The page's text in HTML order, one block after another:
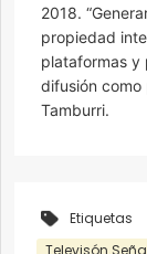
2018.
propiedad
plataformas y
difusión como
Tamburri.
Etiquetas
Televisón